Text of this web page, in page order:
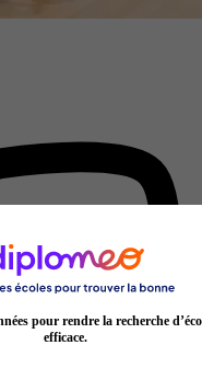
pour rendre la recherche
efficace.